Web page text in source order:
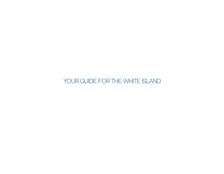
YOUR GUIDE FOR THE WHITE ISLAND